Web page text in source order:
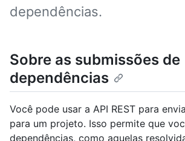
dependências.
Sobre as submissões de
dependências
Você pode usar a API REST para
para um projeto. Isso permite que
dependências, como aquelas